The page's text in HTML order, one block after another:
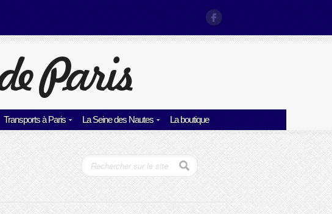
Transports à Paris La Seine des Nautes La boutique